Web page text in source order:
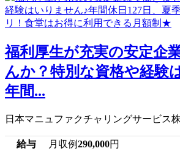
福利厚生が充実の安定企
んか？特別な資格や経験
年間...
日本マニュファクチャリングサービス
給与 月収例290,000円